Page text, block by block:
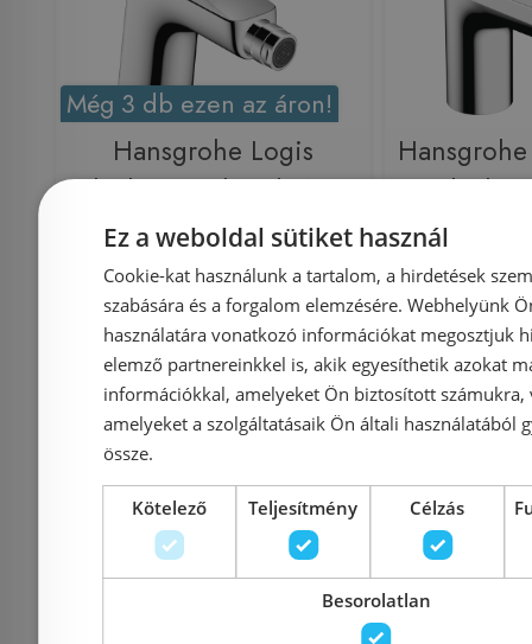
Még 3 db ezen az áron!
Hansgrohe Logis
bidécsaptelep, króm
71204000
Azonosító: 143811
Cikkszám: 71204000
42 405 Ft
Kosárba
bide
-31% Rendelésre
Ez a weboldal sütiket használ
Cookie-kat használunk a tartalom, a hirdetések
szabására és a forgalom elemzésére. Webhelyünk
használatára vonatkozó információkat megosztjuk
elemző partnereinkkel is, akik egyesíthetik azokat
információkkal, amelyeket Ön biztosított számukra,
amelyeket a szolgáltatásaik Ön általi használatából
össze.
Kötelező Teljesítmény Célzás
Besorolatlan